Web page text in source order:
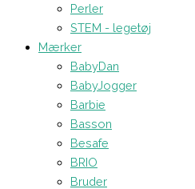
Perler
STEM - legetøj
Mærker
BabyDan
BabyJogger
Barbie
Basson
Besafe
BRIO
Bruder